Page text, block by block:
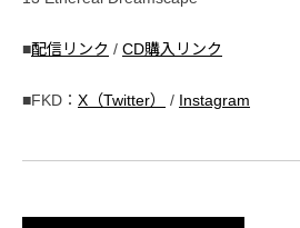
■配信リンク / CD購入リンク
■FKD： X（Twitter） / Instagram